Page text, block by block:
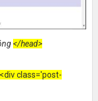
</head>
<div class='post-